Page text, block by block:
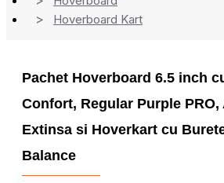
Hoverboard Kart
Pachet Hoverboard 6.5 inch
Confort, Regular Purple
Extinsa si Hoverkart cu
Balance